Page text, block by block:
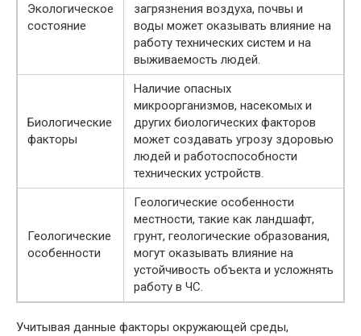
Экологическое
состояние
загрязнения воздуха, почвы и
воды может оказывать влияние на
работу технических систем и на
выживаемость людей.
Биологические
факторы
Наличие опасных
микроорганизмов, насекомых и
других биологических факторов
может создавать угрозу здоровью
людей и работоспособности
технических устройств.
Геологические
особенности
Геологические особенности
местности, такие как ландшафт,
грунт, геологические образования,
могут оказывать влияние на
устойчивость объекта и усложнять
работу в ЧС.
Учитывая данные факторы окружающей среды,